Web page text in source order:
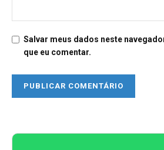
Salvar meus dados neste
que eu comentar.